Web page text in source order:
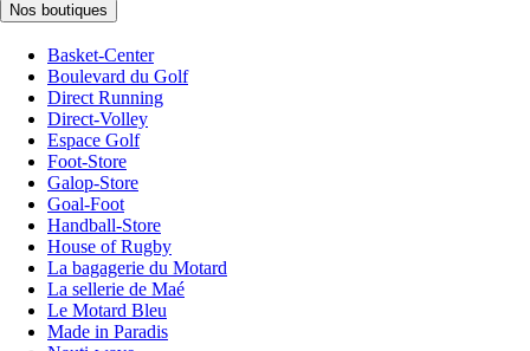
Nos boutiques
Basket-Center
Boulevard du Golf
Direct Running
Direct-Volley
Espace Golf
Foot-Store
Galop-Store
Goal-Foot
Handball-Store
House of Rugby
La bagagerie du Motard
La sellerie de Maé
Le Motard Bleu
Made in Paradis